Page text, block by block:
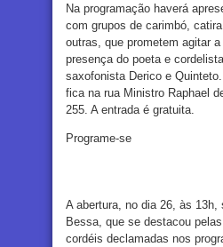
Na programação haverá
com grupos de carimbó,
outras, que prometem agitar
presença do poeta e
saxofonista Derico e
fica na rua Ministro Raphael
255. A entrada é gratuita.
Programe-se
A abertura, no dia 26, às 13h,
Bessa, que se destacou
cordéis declamadas nos